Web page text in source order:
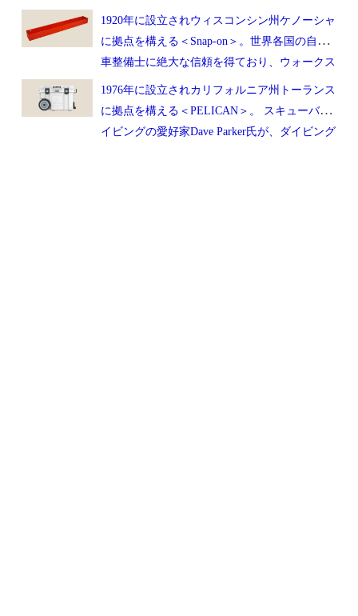
のレース仲間の間で評判となり、1982年＜Pit
Pal Products＞が誕生。現在は600以上の製品を
世界中で販売。
1920年に設立されウィスコンシン州ケノーシャ
に拠点を構える＜Snap-on＞。世界各国の自動
車整備士に絶大な信頼を得ており、ウォークス
ルータイプの車を改造した移動式店舗（スナッ
プオン・バンセリングと呼ばれている）による
販売形態が特徴。
1976年に設立されカリフォルニア州トーランス
に拠点を構える＜PELICAN＞。 スキューバダ
イビングの愛好家Dave Parker氏が、ダイビング